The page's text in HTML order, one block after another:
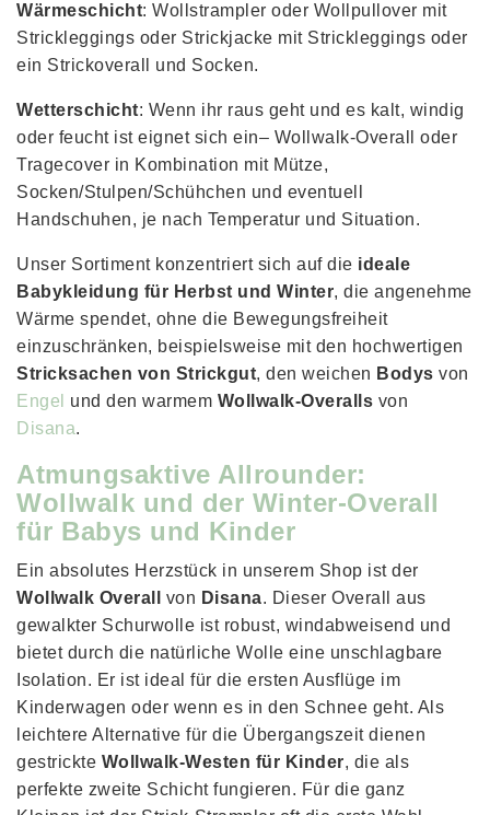
Wärmeschicht: Wollstrampler oder Wollpullover mit
Strickleggings oder Strickjacke mit Strickleggings oder
ein Strickoverall und Socken.
Wetterschicht: Wenn ihr raus geht und es kalt, windig
oder feucht ist eignet sich ein– Wollwalk-Overall oder
Tragecover in Kombination mit Mütze,
Socken/Stulpen/Schühchen und eventuell
Handschuhen, je nach Temperatur und Situation.
Unser Sortiment konzentriert sich auf die ideale
Babykleidung für Herbst und Winter, die angenehme
Wärme spendet, ohne die Bewegungsfreiheit
einzuschränken, beispielsweise mit den hochwertigen
Stricksachen von Strickgut, den weichen Bodys von
Engel
und den warmem Wollwalk-Overalls von
Disana.
Atmungsaktive Allrounder:
Wollwalk und der Winter-Overall
für Babys und Kinder
Ein absolutes Herzstück in unserem Shop ist der
Wollwalk Overall
von Disana. Dieser Overall aus
gewalkter Schurwolle ist robust, windabweisend und
bietet durch die natürliche Wolle eine unschlagbare
Isolation. Er ist ideal für die ersten Ausflüge im
Kinderwagen oder wenn es in den Schnee geht. Als
leichtere Alternative für die Übergangszeit dienen
gestrickte Wollwalk-Westen für Kinder, die als
perfekte zweite Schicht fungieren. Für die ganz